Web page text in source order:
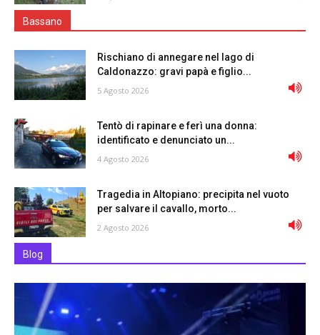
Bassano
Rischiano di annegare nel lago di
Caldonazzo: gravi papà e figlio...
5 Agosto 2026
Tentò di rapinare e ferì una donna:
identificato e denunciato un...
4 Agosto 2026
Tragedia in Altopiano: precipita nel vuoto
per salvare il cavallo, morto...
2 Agosto 2026
Blog